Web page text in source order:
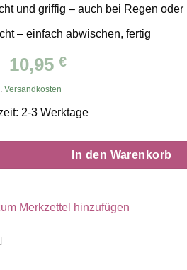
und griffig – auch bei Regen oder
– einfach abwischen, fertig
Ursprünglicher
Preis
21,90 €
10,95 €Aktueller
10,95 €.
Versandkosten
2-3 Werktage
In den Warenkorb
Merkzettel hinzufügen